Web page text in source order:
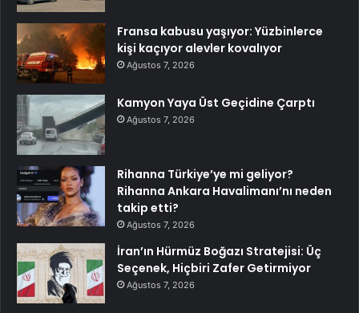
Fransa kabusu yaşıyor: Yüzbinlerce
kişi kaçıyor alevler kovalıyor
Ağustos 7, 2026
Kamyon Yaya Üst Geçidine Çarptı
Ağustos 7, 2026
Rihanna Türkiye’ye mi geliyor?
Rihanna Ankara Havalimanı’nı neden
takip etti?
Ağustos 7, 2026
İran’ın Hürmüz Boğazı Stratejisi: Üç
Seçenek, Hiçbiri Zafer Getirmiyor
Ağustos 7, 2026